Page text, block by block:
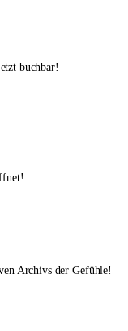
buchbar!
Archivs der Gefühle!